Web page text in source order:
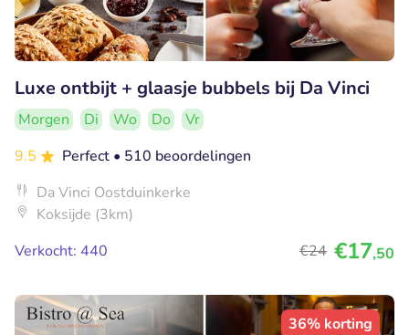
Luxe ontbijt + glaasje bubbels bij Da Vinci
Morgen Di Wo Do
Vr
9.5
Perfect • 510 beoordelingen
Da Vinci Oostduinkerke
Koksijde (3km)
Verkocht: 440
€24 €17,50
36% korting